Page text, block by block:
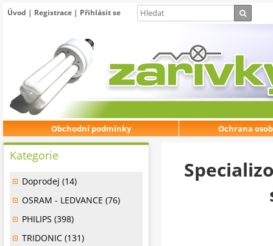
Úvod | Registrace | Přihlásit se
Obchodní podmínky Ochrana
Kategorie
Doprodej (14)
OSRAM - LEDVANCE (76)
PHILIPS (398)
TRIDONIC (131)